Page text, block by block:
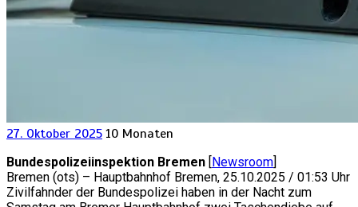
27. Oktober 2025 10 Monaten
Bundespolizeiinspektion Bremen [Newsroom]
Bremen (ots) – Hauptbahnhof Bremen, 25.10.2025 / 01:53 Uhr
Zivilfahnder der Bundespolizei haben in der Nacht zum